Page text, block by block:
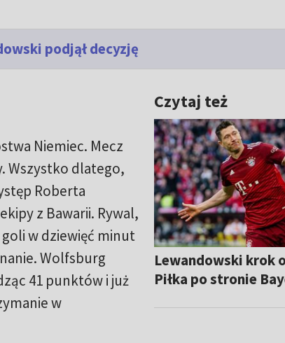
podjął decyzję
Czytaj też
Lewandowski krok
Piłka po stronie
Niemiec. Mecz
Wszystko dlatego,
Roberta
z Bawarii. Rywal,
w dziewięć minut
Wolfsburg
41 punktów i już
w